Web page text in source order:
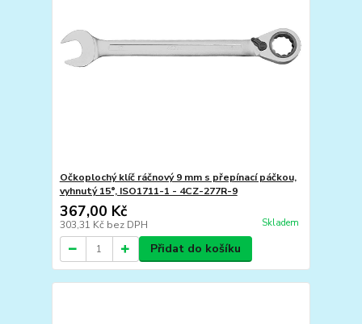
Očkoplochý klíč ráčnový 9 mm s přepínací páčkou,
vyhnutý 15°, ISO1711-1 - 4CZ-277R-9
367,00 Kč
303,31 Kč bez DPH Skladem
Přidat do košíku